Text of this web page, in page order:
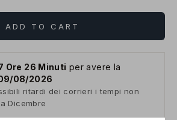
ADD TO CART
Ore 26 Minuti per avere la
08/2026
ritardi dei corrieri i tempi non
Dicembre